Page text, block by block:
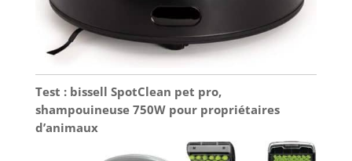
Test : bissell SpotClean pet pro,
shampouineuse 750W pour propriétaires
d’animaux